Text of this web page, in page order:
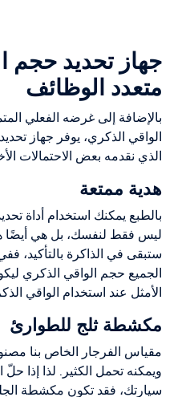
جهاز تحديد حجم
متعدد الوظائف
بالإضافة إلى غرضه الفعلي
الواقي الذكري، يوفر جهاز
الذي نقدمه بعض الاحتمالات
هدية ممتعة
بالطبع يمكنك استخدام أداة
ليس فقط لنفسك، بل هي أيضًا
ستبقى في الذاكرة بالتأكيد،
الجميع حجم الواقي الذكري
الأمثل عند استخدام الواقي
مكشطة ثلج للطوارئ
مقياس الفرجار الخاص بنا
ويمكنه تحمل الكثير. لذا إذا
سيارتك، فقد تكون مكشطة